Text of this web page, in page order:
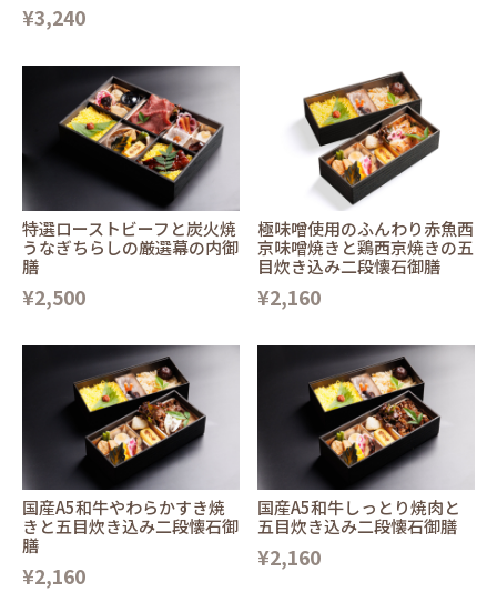
¥3,240
特選ローストビーフと炭火焼
うなぎちらしの厳選幕の内御
膳
¥2,500
極味噌使用のふんわり赤魚西
京味噌焼きと鶏西京焼きの五
目炊き込み二段懐石御膳
¥2,160
国産A5和牛やわらかすき焼
きと五目炊き込み二段懐石御
膳
¥2,160
国産A5和牛しっとり焼肉と
五目炊き込み二段懐石御膳
¥2,160